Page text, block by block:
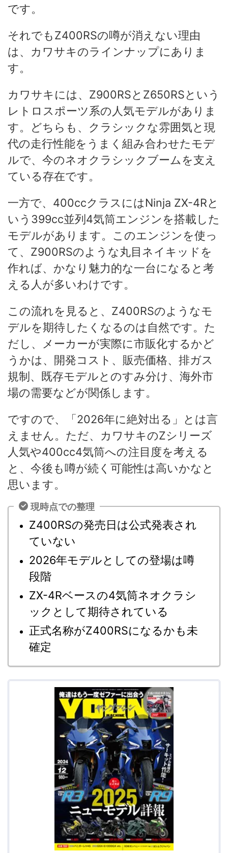
です。
それでもZ400RSの噂が消えない理由
は、カワサキのラインナップにありま
す。
カワサキには、Z900RSとZ650RSという
レトロスポーツ系の人気モデルがありま
す。どちらも、クラシックな雰囲気と現
代の走行性能をうまく組み合わせたモデ
ルで、今のネオクラシックブームを支え
ている存在です。
一方で、400ccクラスにはNinja ZX-4Rと
いう399cc並列4気筒エンジンを搭載した
モデルがあります。このエンジンを使っ
て、Z900RSのような丸目ネイキッドを
作れば、かなり魅力的な一台になると考
える人が多いわけです。
この流れを見ると、Z400RSのようなモ
デルを期待したくなるのは自然です。た
だし、メーカーが実際に市販化するかど
うかは、開発コスト、販売価格、排ガス
規制、既存モデルとのすみ分け、海外市
場の需要などが関係します。
ですので、「2026年に絶対出る」とは言
えません。ただ、カワサキのZシリーズ
人気や400cc4気筒への注目度を考える
と、今後も噂が続く可能性は高いかなと
思います。
現時点での整理
Z400RSの発売日は公式発表され
ていない
2026年モデルとしての登場は噂
段階
ZX-4Rベースの4気筒ネオクラシ
ックとして期待されている
正式名称がZ400RSになるかも未
確定